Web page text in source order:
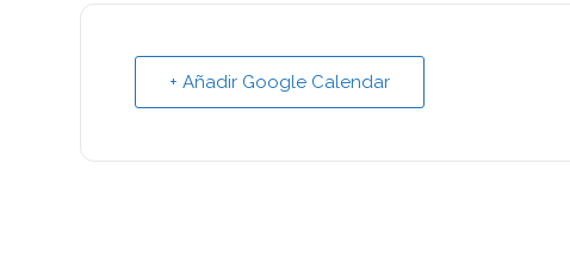
+ Añadir Google Calendar